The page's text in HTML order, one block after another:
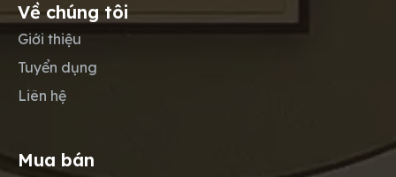
Về chúng tôi
Giới thiệu
Tuyển dụng
Liên hệ
Mua bán